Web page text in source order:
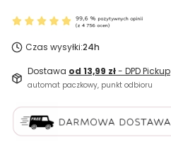
Czas wysyłki:24h
Dostawa od 13,99 zł- DPD Pickup
automat paczkowy, punkt odbioru